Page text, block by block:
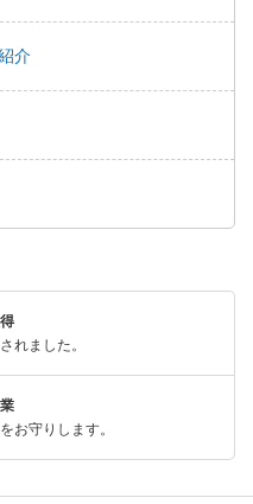
介
れました。
お守りします。